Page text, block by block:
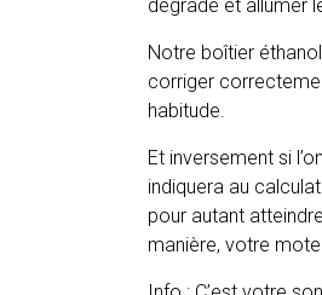
dégradé et allumer
Notre boîtier
corriger
habitude.
Et inversement si
indiquera au
pour autant
manière, votre